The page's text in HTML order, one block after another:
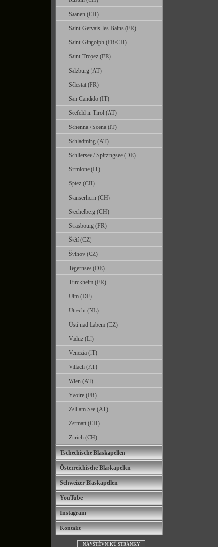
Saanen (CH)
Saint-Gervais-les-Bains (FR)
Saint-Gingolph (FR/CH)
Saint-Tropez (FR)
Salzburg (AT)
Sélestat (FR)
San Candido (IT)
Seefeld in Tirol (AT)
Schenna / Scena (IT)
Schladming (AT)
Schliersee / Spitzingsee (DE)
Sirmione (IT)
Spiez (CH)
Stanserhorn (CH)
Stechelberg (CH)
Strasbourg (FR)
Štětí (CZ)
Švihov (CZ)
Tegernsee (DE)
Turckheim (FR)
Ulm (DE)
Utrecht (NL)
Ústí nad Labem (CZ)
Vaduz (LI)
Venezia (IT)
Villach (AT)
Wien (AT)
Yvoire (FR)
Zell am See (AT)
Zermatt (CH)
Zürich (CH)
Tschechische Blaskapellen
Österreichische Blaskapellen
Schweizer Blaskapellen
YouTube
Instagram
Kontakt
NÁVŠTĚVNÍKŮ STRÁNKY